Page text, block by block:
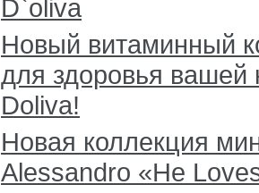
D`oliva
Новый витаминный
для здоровья вашей
Doliva!
Новая коллекция
Alessandro «He